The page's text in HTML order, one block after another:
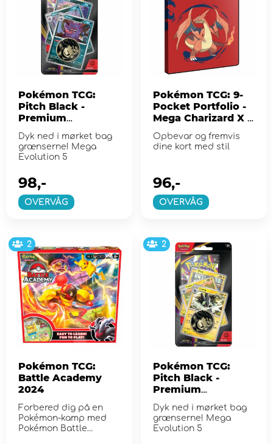
Pokémon TCG:
Pitch Black -
Premium
Checklane Gengar
Dyk ned i mørket bag
grænserne! Mega
Evolution 5
OVERVÅG
98,-
Pokémon TCG: 9-
Pocket Portfolio -
Mega Charizard X &
Mega Charizard Y
Opbevar og fremvis
dine kort med stil
OVERVÅG
96,-
2
Pokémon TCG:
Battle Academy
2024
Forbered dig på en
Pokémon-kamp med
Pokémon Battle
2
Pokémon TCG:
Pitch Black -
Premium
Checklane Luxray
Dyk ned i mørket bag
grænserne! Mega
Evolution 5